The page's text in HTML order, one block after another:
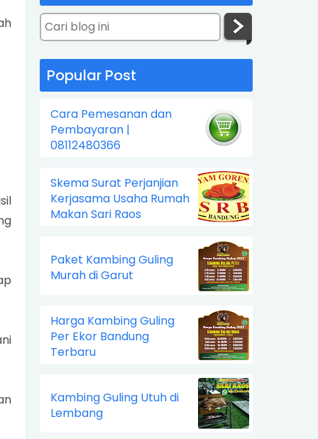
Popular Post
Cara Pemesanan dan
Pembayaran |
08112480366
Skema Surat Perjanjian
Kerjasama Usaha Rumah
Makan Sari Raos
Paket Kambing Guling
Murah di Garut
Harga Kambing Guling
Per Ekor Bandung
Terbaru
Kambing Guling Utuh di
Lembang